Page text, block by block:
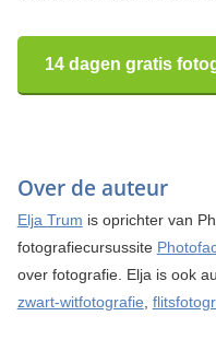
14 dagen gratis
Over de auteur
Elja Trum is oprichter van
fotografiecursussite
over fotografie. Elja is ook
zwart-witfotografie